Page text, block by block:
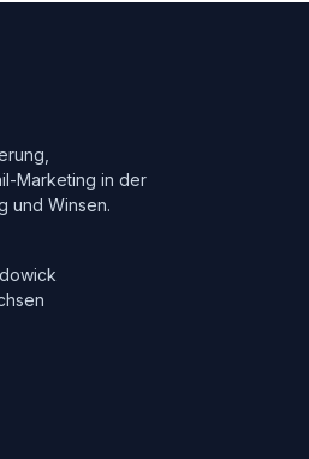
Marketing in der
und Winsen.